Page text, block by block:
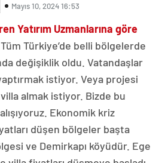
Mayıs 10, 2024 16:53
Yatırım Uzmanlarına göre
Türkiye’de belli bölgelerde
değişiklik oldu. Vatandaşlar
istiyor. Veya projesi
almak istiyor. Bizde bu
Ekonomik kriz
düşen bölgeler başta
ve Demirkapı köyüdür. Ege